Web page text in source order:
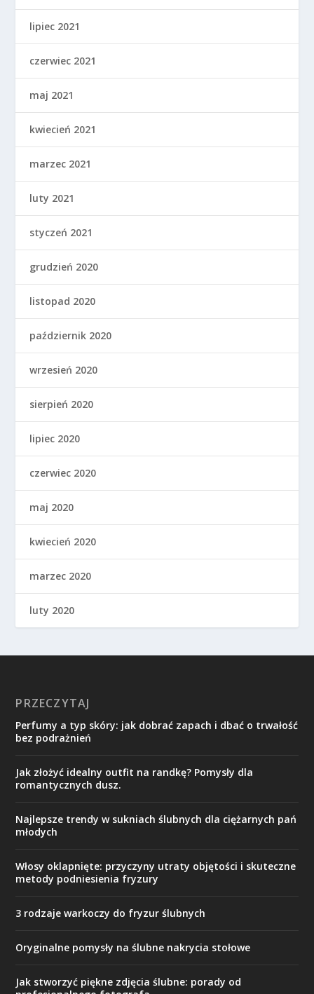
lipiec 2021
czerwiec 2021
maj 2021
kwiecień 2021
marzec 2021
luty 2021
styczeń 2021
grudzień 2020
listopad 2020
październik 2020
wrzesień 2020
sierpień 2020
lipiec 2020
czerwiec 2020
maj 2020
kwiecień 2020
marzec 2020
luty 2020
PRZECZYTAJ
Perfumy a typ skóry: jak dobrać zapach i dbać o trwałość
bez podrażnień
Jak złożyć idealny outfit na randkę? Pomysły dla
romantycznych dusz.
Najlepsze trendy w sukniach ślubnych dla ciężarnych pań
młodych
Włosy oklapnięte: przyczyny utraty objętości i skuteczne
metody podniesienia fryzury
3 rodzaje warkoczy do fryzur ślubnych
Oryginalne pomysły na ślubne nakrycia stołowe
Jak stworzyć piękne zdjęcia ślubne: porady od